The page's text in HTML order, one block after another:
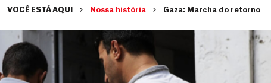
VOCÊ ESTÁ AQUI Nossa história Gaza: Marcha do retorno